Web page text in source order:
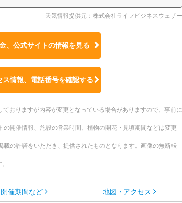
天気情報提供元：株式会社ライフビジネスウェザー
、公式サイトの情報を見る
ス情報、電話番号を確認する
おりますが内容が変更となっている場合がありますので、事前に
開催情報、施設の営業時間、植物の開花・見頃期間などは変更
の許諾をいただき、提供されたものとなります。画像の無断転
開催期間など 地図・アクセス